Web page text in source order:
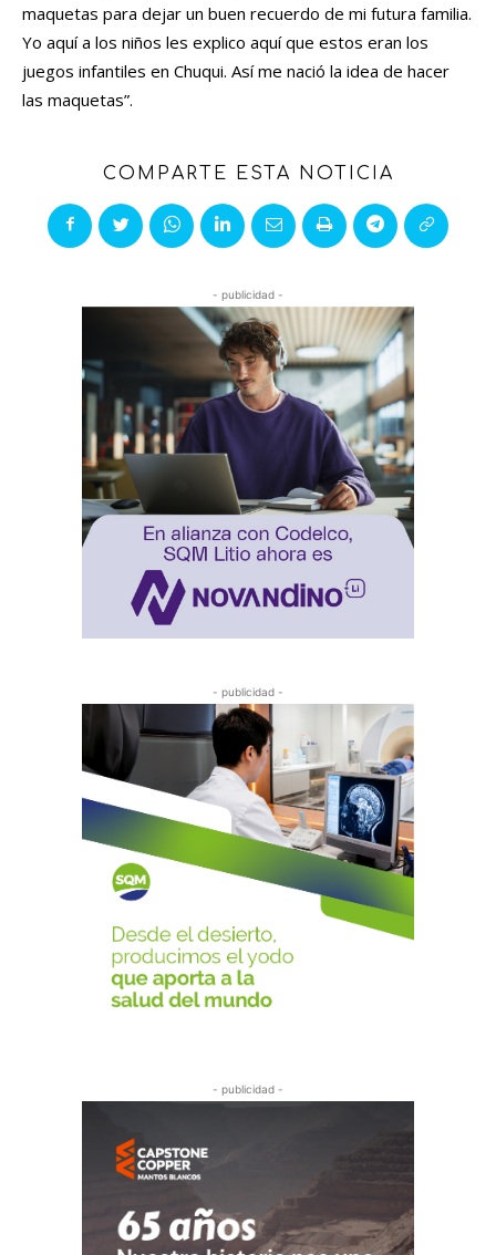
maquetas para dejar un buen recuerdo de mi futura familia.
Yo aquí a los niños les explico aquí que estos eran los
juegos infantiles en Chuqui. Así me nació la idea de hacer
las maquetas”.
COMPARTE ESTA NOTICIA
- publicidad -
- publicidad -
- publicidad -